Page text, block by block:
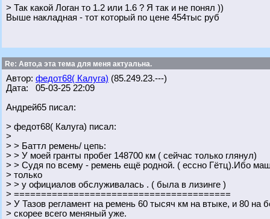
> Так какой Логан то 1.2 или 1.6 ? Я так и не понял ))
Выше накладная - тот который по цене 454тыс руб
Re: Авто,а эта тема для меня актуальна.
Автор: федот68( Калуга) (85.249.23.---)
Дата: 05-03-25 22:09
Андрей65 писал:
> федот68( Калуга) писал:
>
> > Баттл ремень/ цепь:
> > У моей гранты пробег 148700 км ( сейчас только глянул)
> > Судя по всему - ремень ещё родной. ( ессно Гётц).Ибо
> только
> > у официалов обслуживалась . ( была в лизинге )
> ========================================
> У Тазов регламент на ремень 60 тысяч км на втыке, и 80 на
> скорее всего меняный уже.